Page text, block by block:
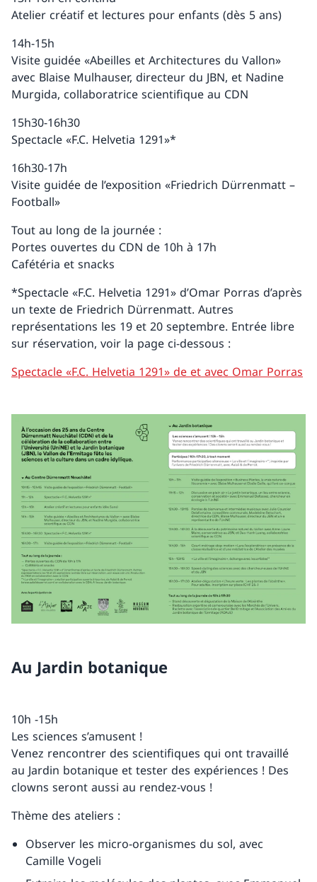
Atelier créatif et lectures pour enfants (dès 5 ans)
14h-15h
Visite guidée «Abeilles et Architectures du Vallon»
avec Blaise Mulhauser, directeur du JBN, et Nadine
Murgida, collaboratrice scientifique au CDN
15h30-16h30
Spectacle «F.C. Helvetia 1291»*
16h30-17h
Visite guidée de l’exposition «Friedrich Dürrenmatt –
Football»
Tout au long de la journée :
Portes ouvertes du CDN de 10h à 17h
Cafétéria et snacks
*Spectacle «F.C. Helvetia 1291» d’Omar Porras d’après
un texte de Friedrich Dürrenmatt. Autres
représentations les 19 et 20 septembre. Entrée libre
sur réservation, voir la page ci-dessous :
Spectacle «F.C. Helvetia 1291» de et avec Omar Porras
Au Jardin botanique
10h -15h
Les sciences s’amusent !
Venez rencontrer des scientifiques qui ont travaillé
au Jardin botanique et tester des expériences ! Des
clowns seront aussi au rendez-vous !
Thème des ateliers :
Observer les micro-organismes du sol, avec
Camille Vogeli